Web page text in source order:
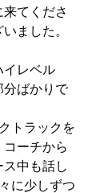
てくださ
ました。
イレベル
分ばかりで
トラックを
ーチから
ス中も話し
に少しずつ